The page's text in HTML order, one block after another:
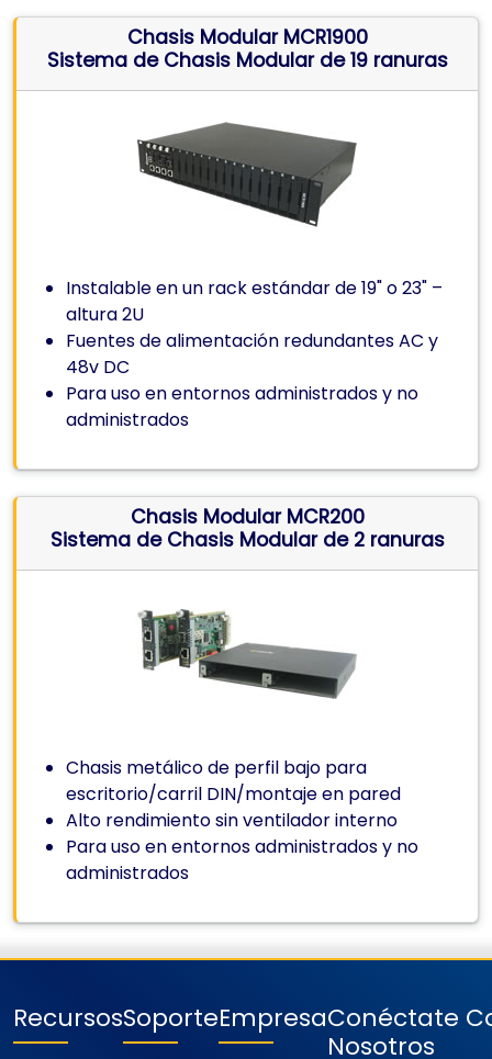
Chasis Modular MCR1900
Sistema de Chasis Modular de 19 ranuras
Instalable en un rack estándar de 19" o 23" –
altura 2U
Fuentes de alimentación redundantes AC y
48v DC
Para uso en entornos administrados y no
administrados
Chasis Modular MCR200
Sistema de Chasis Modular de 2 ranuras
Chasis metálico de perfil bajo para
escritorio/carril DIN/montaje en pared
Alto rendimiento sin ventilador interno
Para uso en entornos administrados y no
administrados
RecursosSoporteEmpresaConéctate
Nosotros